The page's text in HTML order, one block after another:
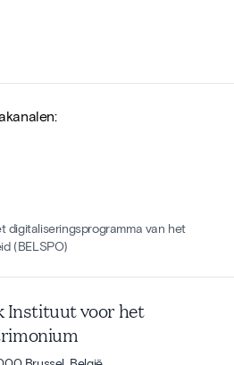
digitaliseringsprogramma van het
(BELSPO)
Instituut voor het